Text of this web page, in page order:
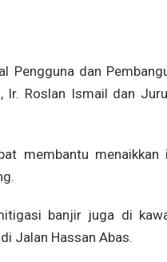
Pengguna dan
Ir. Roslan Ismail dan
membantu menaikkan
banjir juga di
Jalan Hassan Abas.